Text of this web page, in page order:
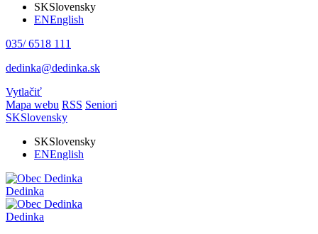
SKSlovensky
ENEnglish
035/ 6518 111
dedinka@dedinka.sk
Vytlačiť
Mapa webu RSS Seniori
SKSlovensky
SKSlovensky
ENEnglish
Dedinka
Dedinka